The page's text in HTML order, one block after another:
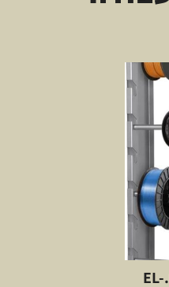
מתקן לתליית גלילי חוטים.EL-